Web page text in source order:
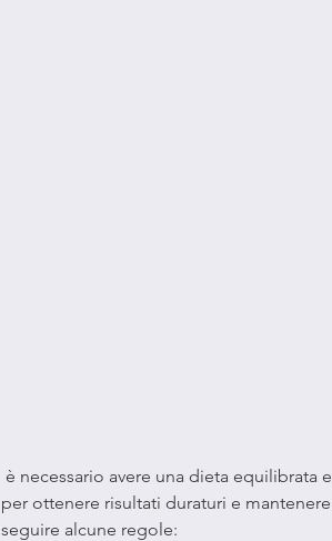
per ottenere risultati duraturi e
seguire alcune regole: